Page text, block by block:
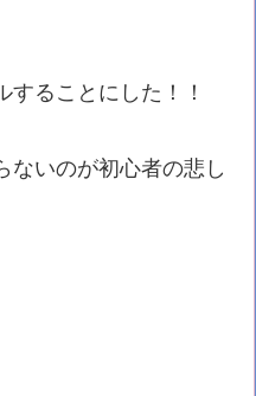
ることにした！！
ないのが初心者の悲し